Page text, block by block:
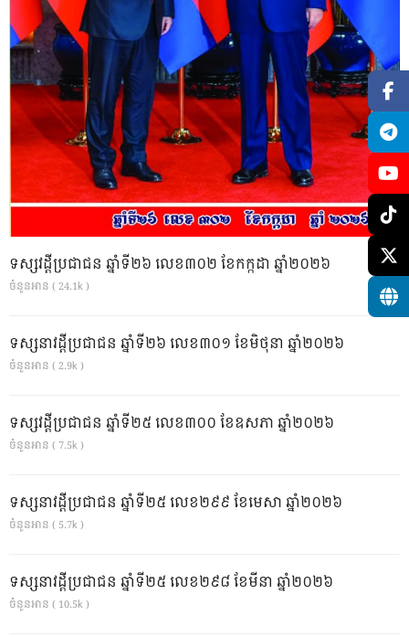
ទស្សវដ្តីប្រជាជន ឆ្នាំទី២៦ លេខ៣០២ ខែកក្កដា ឆ្នាំ២០២៦
ចំនួនអាន ( 24.1k )
ទស្សនាវដ្ដីប្រជាជន ឆ្នាំទី២៦ លេខ៣០១ ខែមិថុនា ឆ្នាំ២០២៦
ចំនួនអាន ( 2.9k )
ទស្សវដ្តីប្រជាជន ឆ្នាំទី២៥ លេខ៣០០ ខែឧសភា ឆ្នាំ២០២៦
ចំនួនអាន ( 7.5k )
ទស្សនាវដ្ដីប្រជាជន ឆ្នាំទី២៥ លេខ២៩៩ ខែមេសា ឆ្នាំ២០២៦
ចំនួនអាន ( 5.7k )
ទស្សនាវដ្ដីប្រជាជន ឆ្នាំទី២៥ លេខ២៩៨ ខែមីនា ឆ្នាំ២០២៦
ចំនួនអាន ( 10.5k )